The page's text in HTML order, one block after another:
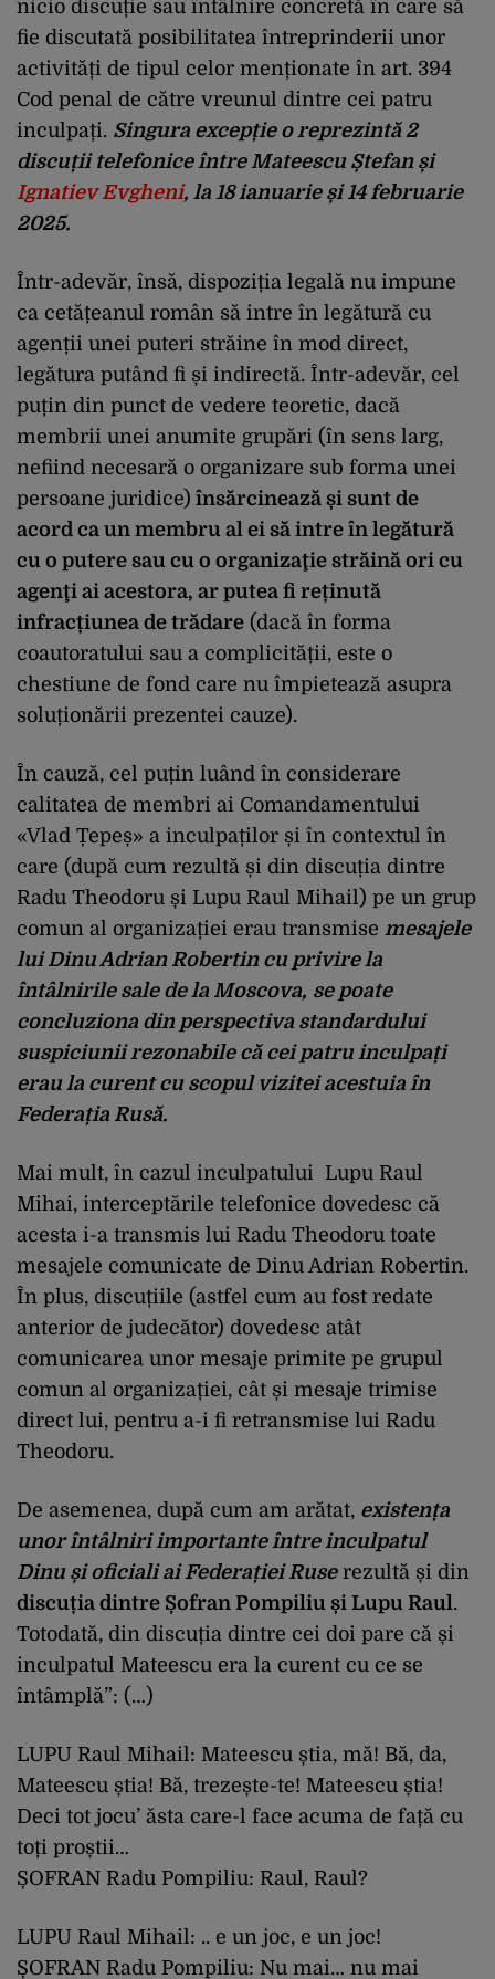
nicio discuție sau întâlnire concretă în care să
fie discutată posibilitatea întreprinderii unor
activități de tipul celor menționate în art. 394
Cod penal de către vreunul dintre cei patru
inculpați. Singura excepție o reprezintă 2
discuții telefonice între Mateescu Ștefan și
Ignatiev Evgheni, la 18 ianuarie și 14 februarie
2025.
Într-adevăr, însă, dispoziția legală nu impune
ca cetățeanul român să intre în legătură cu
agenții unei puteri străine în mod direct,
legătura putând fi și indirectă. Într-adevăr, cel
puțin din punct de vedere teoretic, dacă
membrii unei anumite grupări (în sens larg,
nefiind necesară o organizare sub forma unei
persoane juridice) însărcinează și sunt de
acord ca un membru al ei să intre în legătură
cu o putere sau cu o organizaţie străină ori cu
agenţi ai acestora, ar putea fi reținută
infracțiunea de trădare (dacă în forma
coautoratului sau a complicității, este o
chestiune de fond care nu împietează asupra
soluționării prezentei cauze).
În cauză, cel puțin luând în considerare
calitatea de membri ai Comandamentului
«Vlad Țepeș» a inculpaților și în contextul în
care (după cum rezultă și din discuția dintre
Radu Theodoru și Lupu Raul Mihail) pe un grup
comun al organizației erau transmise mesajele
lui Dinu Adrian Robertin cu privire la
întâlnirile sale de la Moscova, se poate
concluziona din perspectiva standardului
suspiciunii rezonabile că cei patru inculpați
erau la curent cu scopul vizitei acestuia în
Federația Rusă.
Mai mult, în cazul inculpatului Lupu Raul
Mihai, interceptările telefonice dovedesc că
acesta i-a transmis lui Radu Theodoru toate
mesajele comunicate de Dinu Adrian Robertin.
În plus, discuțiile (astfel cum au fost redate
anterior de judecător) dovedesc atât
comunicarea unor mesaje primite pe grupul
comun al organizației, cât și mesaje trimise
direct lui, pentru a-i fi retransmise lui Radu
Theodoru.
De asemenea, după cum am arătat, existența
unor întâlniri importante între inculpatul
Dinu și oficiali ai Federației Ruse rezultă și din
discuția dintre Șofran Pompiliu și Lupu Raul.
Totodată, din discuția dintre cei doi pare că și
inculpatul Mateescu era la curent cu ce se
întâmplă”: (…)
LUPU Raul Mihail: Mateescu știa, mă! Bă, da,
Mateescu știa! Bă, trezește-te! Mateescu știa!
Deci tot jocu’ ăsta care-l face acuma de față cu
toți proștii…
ȘOFRAN Radu Pompiliu: Raul, Raul?
LUPU Raul Mihail: .. e un joc, e un joc!
ȘOFRAN Radu Pompiliu: Nu mai… nu mai